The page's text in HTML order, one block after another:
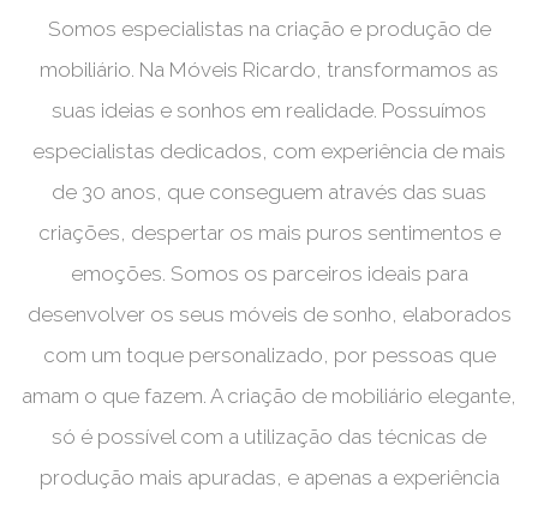
Somos especialistas na criação e produção de
mobiliário. Na Móveis Ricardo, transformamos as
suas ideias e sonhos em realidade. Possuímos
especialistas dedicados, com experiência de mais
de 30 anos, que conseguem através das suas
criações, despertar os mais puros sentimentos e
emoções. Somos os parceiros ideais para
desenvolver os seus móveis de sonho, elaborados
com um toque personalizado, por pessoas que
amam o que fazem. A criação de mobiliário elegante,
só é possível com a utilização das técnicas de
produção mais apuradas, e apenas a experiência